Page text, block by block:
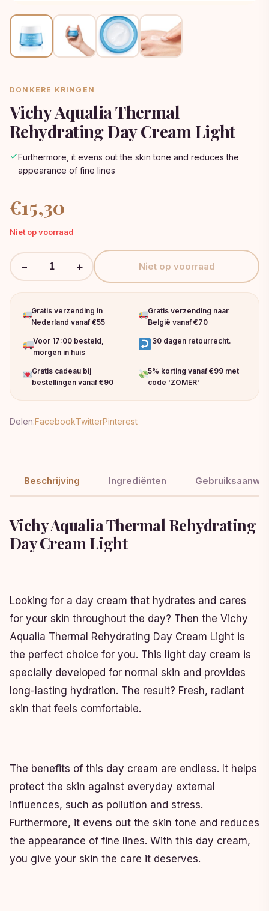
DONKERE KRINGEN
Vichy Aqualia Thermal
Rehydrating Day Cream Light
Furthermore, it evens out the skin tone and reduces the
appearance of fine lines
€15,30
Niet op voorraad
− + Niet op voorraad
Gratis verzending in
Nederland vanaf €55
Gratis verzending naar
België vanaf €70
Voor 17:00 besteld,
morgen in huis
30 dagen retourrecht.
Gratis cadeau bij
bestellingen vanaf €90
5% korting vanaf €99 met
code 'ZOMER'
Delen:FacebookTwitterPinterest
Beschrijving Ingrediënten
Vichy Aqualia Thermal Rehydrating
Day Cream Light
Looking for a day cream that hydrates and cares
for your skin throughout the day? Then the Vichy
Aqualia Thermal Rehydrating Day Cream Light is
the perfect choice for you. This light day cream is
specially developed for normal skin and provides
long-lasting hydration. The result? Fresh, radiant
skin that feels comfortable.
The benefits of this day cream are endless. It helps
protect the skin against everyday external
influences, such as pollution and stress.
Furthermore, it evens out the skin tone and reduces
the appearance of fine lines. With this day cream,
you give your skin the care it deserves.